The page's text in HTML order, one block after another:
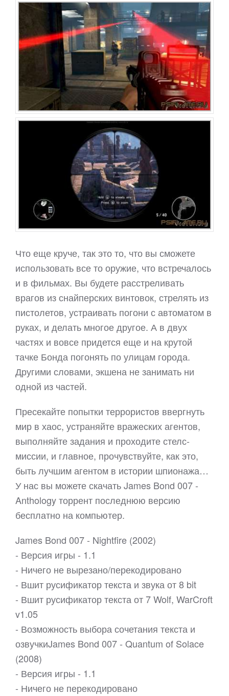
Что еще круче, так это то, что вы сможете
использовать все то оружие, что встречалось
и в фильмах. Вы будете расстреливать
врагов из снайперских винтовок, стрелять из
пистолетов, устраивать погони с автоматом в
руках, и делать многое другое. А в двух
частях и вовсе придется еще и на крутой
тачке Бонда погонять по улицам города.
Другими словами, экшена не занимать ни
одной из частей.
Пресекайте попытки террористов ввергнуть
мир в хаос, устраняйте вражеских агентов,
выполняйте задания и проходите стелс-
миссии, и главное, прочувствуйте, как это,
быть лучшим агентом в истории шпионажа…
У нас вы можете скачать James Bond 007 -
Anthology торрент последнюю версию
бесплатно на компьютер.
James Bond 007 - Nightfire (2002)
- Версия игры - 1.1
- Ничего не вырезано/перекодировано
- Вшит русификатор текста и звука от 8 bit
- Вшит русификатор текста от 7 Wolf, WarCroft
v1.05
- Возможность выбора сочетания текста и
озвучкиJames Bond 007 - Quantum of Solace
(2008)
- Версия игры - 1.1
- Ничего не перекодировано